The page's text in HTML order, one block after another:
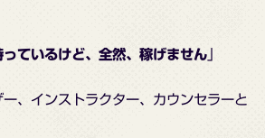
ているけど、全然、稼げません」
、インストラクター、カウンセラーと